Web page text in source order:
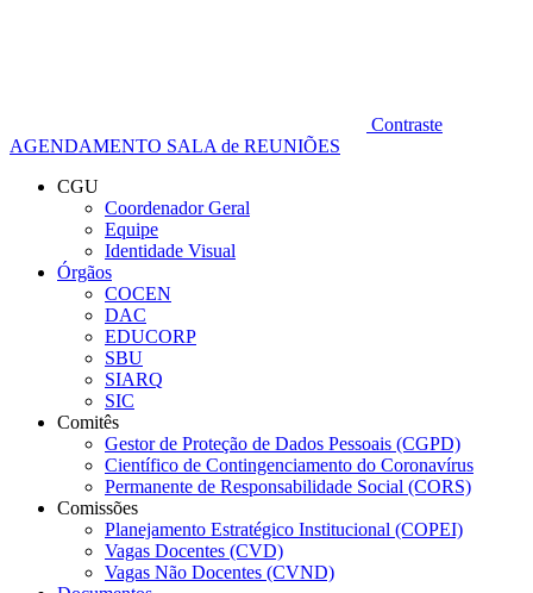
Contraste
AGENDAMENTO SALA de REUNIÕES
CGU
Coordenador Geral
Equipe
Identidade Visual
Órgãos
COCEN
DAC
EDUCORP
SBU
SIARQ
SIC
Comitês
Gestor de Proteção de Dados Pessoais (CGPD)
Científico de Contingenciamento do Coronavírus
Permanente de Responsabilidade Social (CORS)
Comissões
Planejamento Estratégico Institucional (COPEI)
Vagas Docentes (CVD)
Vagas Não Docentes (CVND)